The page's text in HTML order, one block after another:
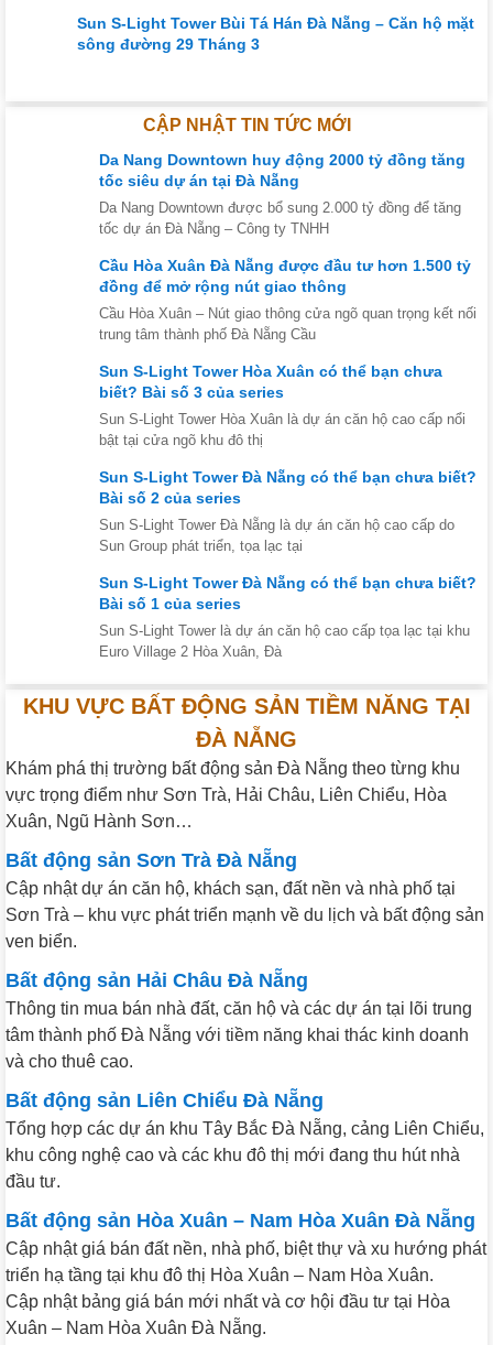
Sun S-Light Tower Bùi Tá Hán Đà Nẵng – Căn hộ mặt
sông đường 29 Tháng 3
CẬP NHẬT TIN TỨC MỚI
Da Nang Downtown huy động 2000 tỷ đồng tăng
tốc siêu dự án tại Đà Nẵng
Da Nang Downtown được bổ sung 2.000 tỷ đồng để tăng
tốc dự án Đà Nẵng – Công ty TNHH
Cầu Hòa Xuân Đà Nẵng được đầu tư hơn 1.500 tỷ
đồng để mở rộng nút giao thông
Cầu Hòa Xuân – Nút giao thông cửa ngõ quan trọng kết nối
trung tâm thành phố Đà Nẵng Cầu
Sun S-Light Tower Hòa Xuân có thể bạn chưa
biết? Bài số 3 của series
Sun S-Light Tower Hòa Xuân là dự án căn hộ cao cấp nổi
bật tại cửa ngõ khu đô thị
Sun S-Light Tower Đà Nẵng có thể bạn chưa biết?
Bài số 2 của series
Sun S-Light Tower Đà Nẵng là dự án căn hộ cao cấp do
Sun Group phát triển, tọa lạc tại
Sun S-Light Tower Đà Nẵng có thể bạn chưa biết?
Bài số 1 của series
Sun S-Light Tower là dự án căn hộ cao cấp tọa lạc tại khu
Euro Village 2 Hòa Xuân, Đà
KHU VỰC BẤT ĐỘNG SẢN TIỀM NĂNG TẠI
ĐÀ NẴNG
Khám phá thị trường bất động sản Đà Nẵng theo từng khu
vực trọng điểm như Sơn Trà, Hải Châu, Liên Chiểu, Hòa
Xuân, Ngũ Hành Sơn…
Bất động sản Sơn Trà Đà Nẵng
Cập nhật dự án căn hộ, khách sạn, đất nền và nhà phố tại
Sơn Trà – khu vực phát triển mạnh về du lịch và bất động sản
ven biển.
Bất động sản Hải Châu Đà Nẵng
Thông tin mua bán nhà đất, căn hộ và các dự án tại lõi trung
tâm thành phố Đà Nẵng với tiềm năng khai thác kinh doanh
và cho thuê cao.
Bất động sản Liên Chiểu Đà Nẵng
Tổng hợp các dự án khu Tây Bắc Đà Nẵng, cảng Liên Chiểu,
khu công nghệ cao và các khu đô thị mới đang thu hút nhà
đầu tư.
Bất động sản Hòa Xuân – Nam Hòa Xuân Đà Nẵng
Cập nhật giá bán đất nền, nhà phố, biệt thự và xu hướng phát
triển hạ tầng tại khu đô thị Hòa Xuân – Nam Hòa Xuân.
Cập nhật bảng giá bán mới nhất và cơ hội đầu tư tại Hòa
Xuân – Nam Hòa Xuân Đà Nẵng.